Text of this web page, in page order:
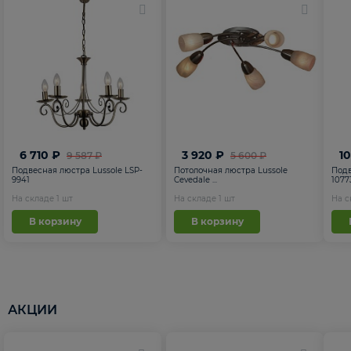
9 587 ₽
6 710 ₽
Подвесная люстра Lussole LSP-
9941
На складе 1 шт
В корзину
5 600 ₽
3 920 ₽
Потолочная люстра Lussole
Cevedale ...
На складе 1 шт
В корзину
На
АКЦИИ